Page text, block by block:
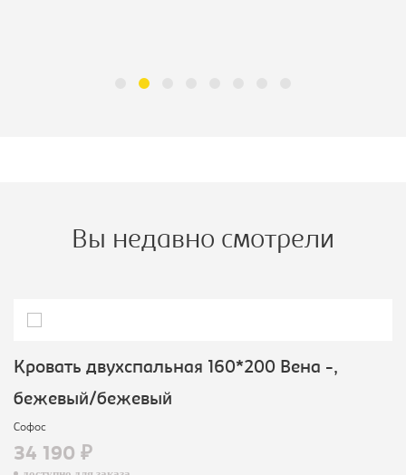
Вы недавно смотрели
Кровать двухспальная 160*200 Вена -,
бежевый/бежевый
Софос
34 190 ₽